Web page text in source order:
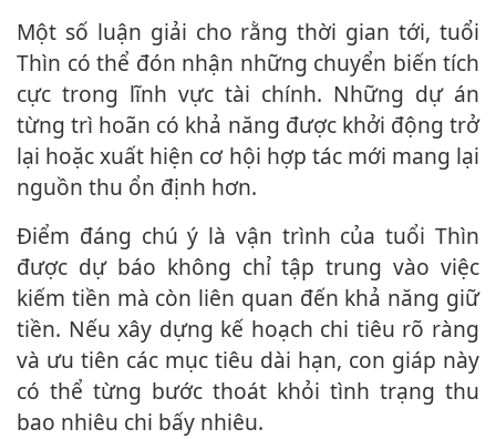
Một số luận giải cho rằng thời gian tới, tuổi
Thìn có thể đón nhận những chuyển biến tích
cực trong lĩnh vực tài chính. Những dự án
từng trì hoãn có khả năng được khởi động trở
lại hoặc xuất hiện cơ hội hợp tác mới mang lại
nguồn thu ổn định hơn.
Điểm đáng chú ý là vận trình của tuổi Thìn
được dự báo không chỉ tập trung vào việc
kiếm tiền mà còn liên quan đến khả năng giữ
tiền. Nếu xây dựng kế hoạch chi tiêu rõ ràng
và ưu tiên các mục tiêu dài hạn, con giáp này
có thể từng bước thoát khỏi tình trạng thu
bao nhiêu chi bấy nhiêu.